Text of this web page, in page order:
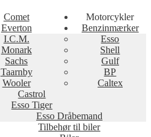
Comet
Everton
I.C.M.
Monark
Sachs
Taarnby
Wooler
Motorcykler
Benzinmærker
Esso
Shell
Gulf
BP
Caltex
Castrol
Esso Tiger
Esso Dråbemand
Tilbehør til biler